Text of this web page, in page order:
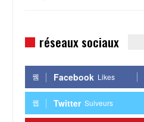
réseaux sociaux
Facebook Likes
Twitter Suiveurs